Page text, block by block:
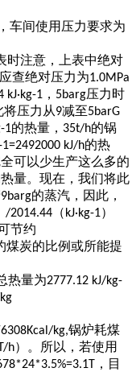
，车间使用压力要求为
时注意，上表中绝对
查绝对压力为1.0MPa
kJ·kg-1 ， 5barg压力时
将压力从9减至5barG
1的热量， 35t/h的锅
kJ/h的热
可以少生产这么多的
量。现在，我们将此
9barg的蒸汽，因此，
/2014.44 （ kJ·kg-1）
节约
煤炭的比例或所能提
热量为2777.12 kJ/kg-
6308Kcal/kg,锅炉耗煤
h）。所以，若使用
，目